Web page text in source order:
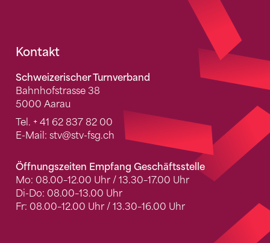
Fusszeile
Kontakt
Schweizerischer Turnverband
Bahnhofstrasse 38
5000 Aarau
Tel. + 41 62 837 82 00
E-Mail: stv@stv-fsg.ch
Öffnungszeiten Empfang Geschäftsstelle
Mo: 08.00–12.00 Uhr / 13.30–17.00 Uhr
Di-Do: 08.00–13.00 Uhr
Fr: 08.00–12.00 Uhr / 13.30–16.00 Uhr